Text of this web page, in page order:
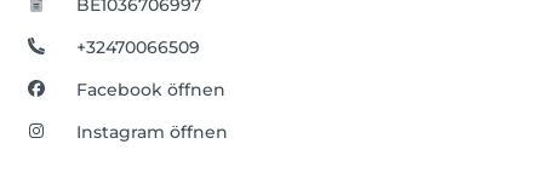
BE1036706997
+32470066509
Facebook öffnen
Instagram öffnen